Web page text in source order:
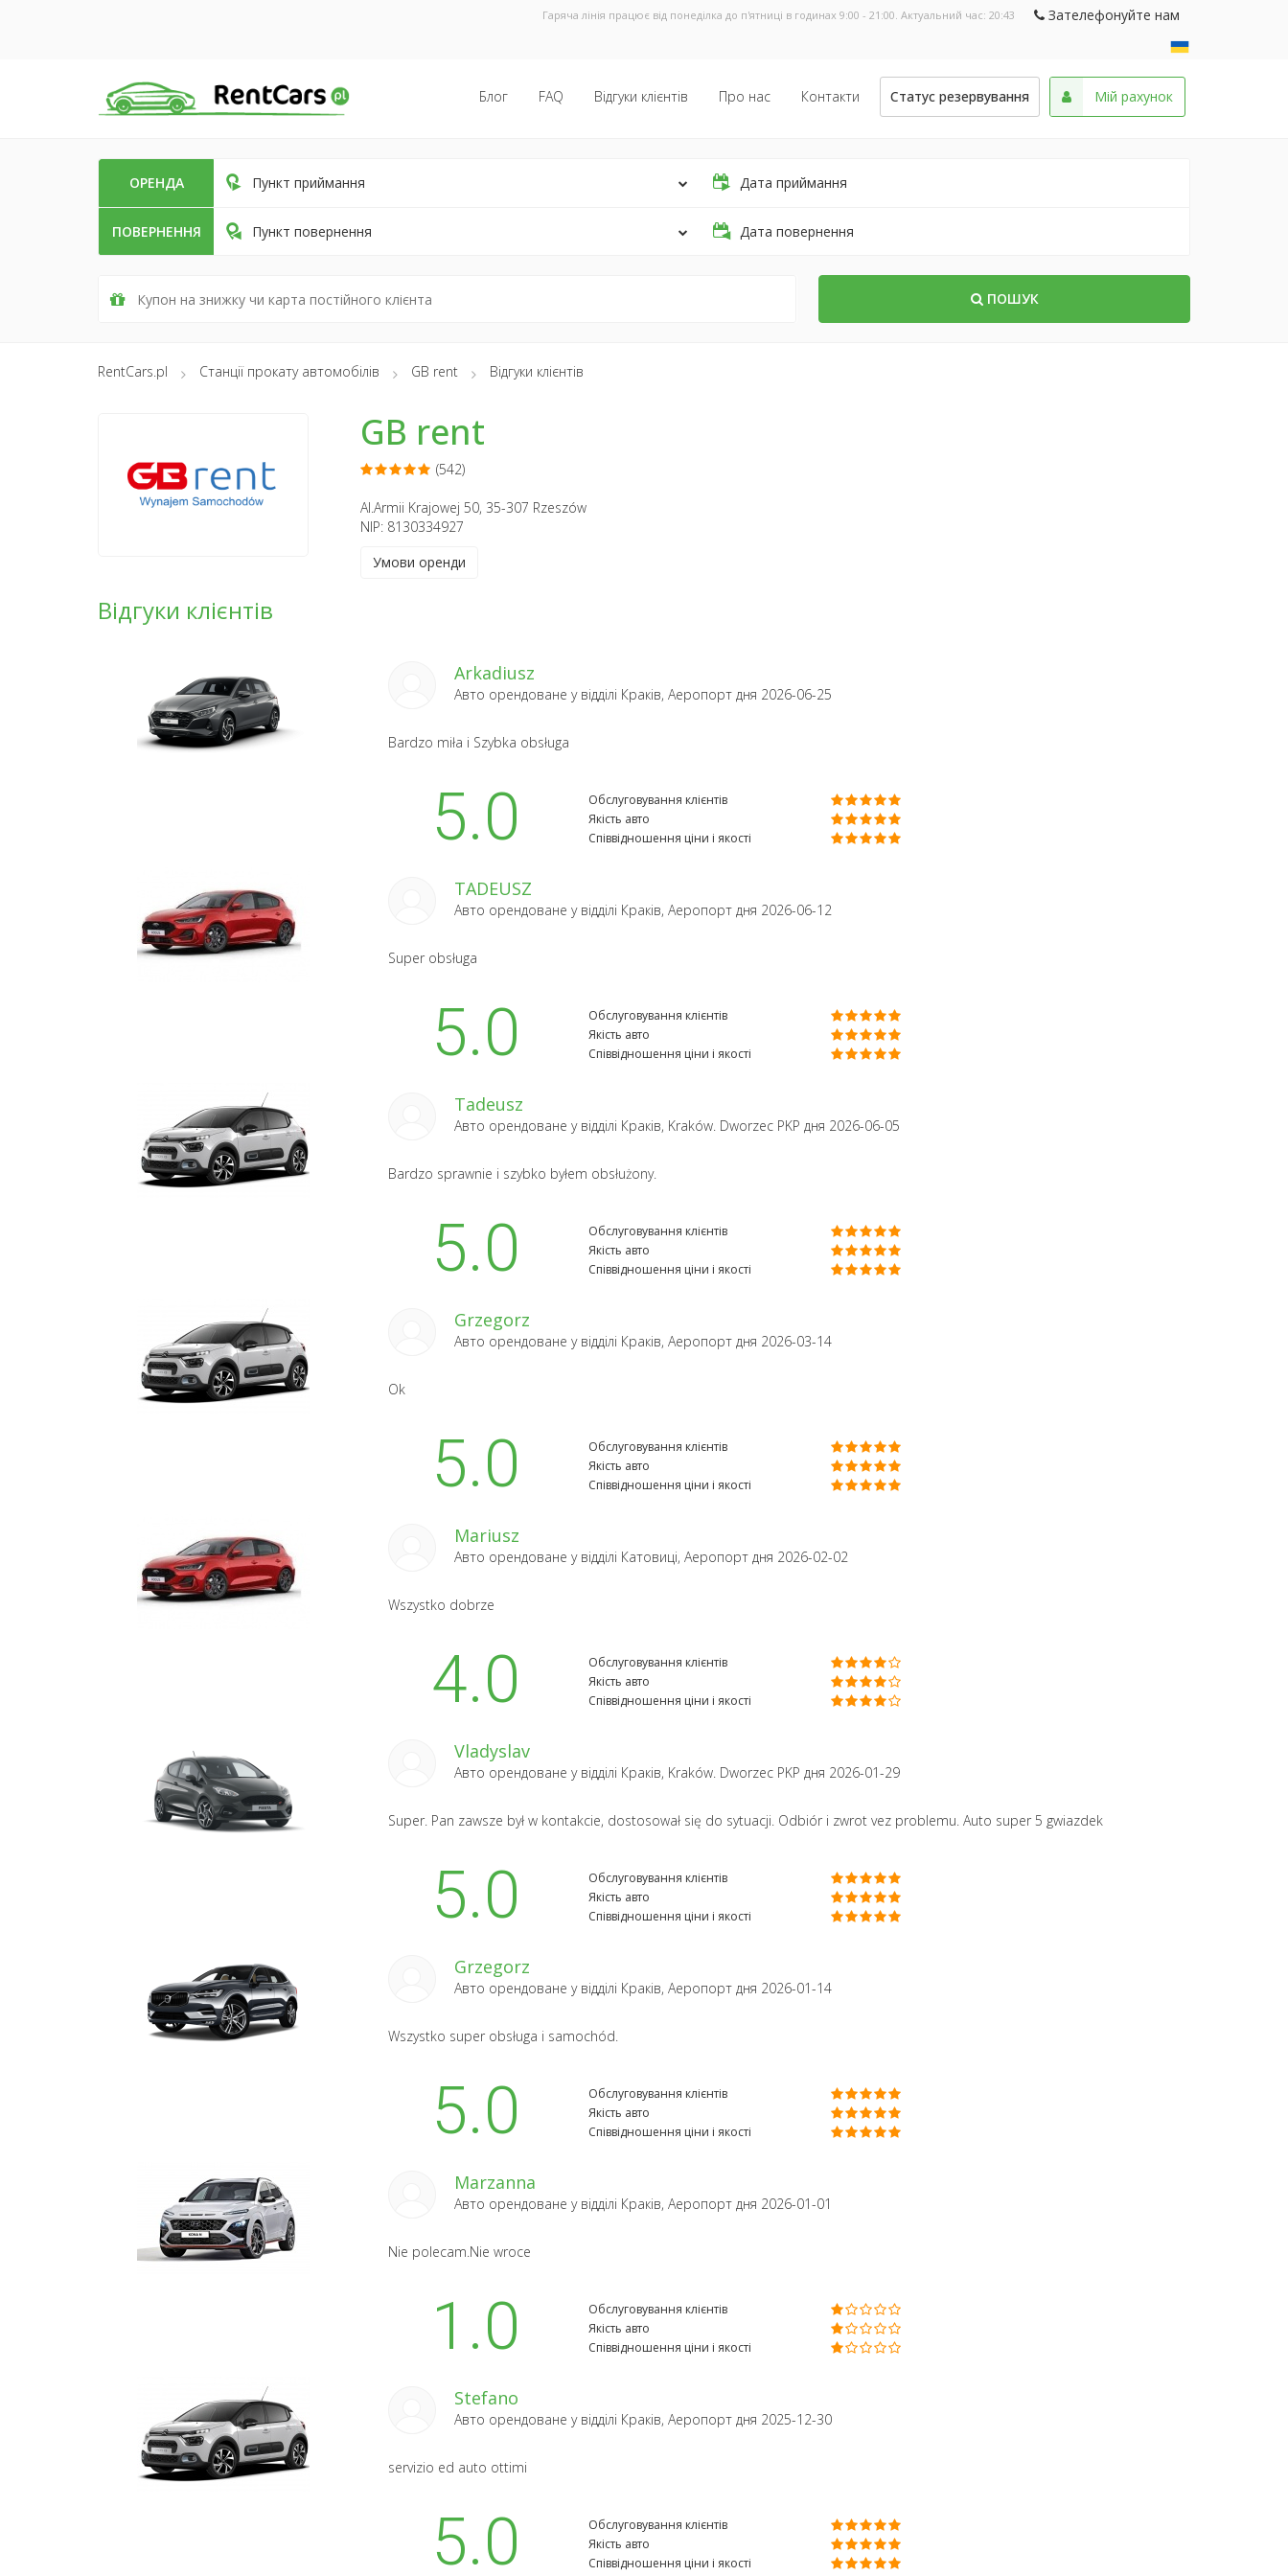
Гаряча лінія працює від понеділка до п'ятниці в годинах 9:00 - 21:00. Актуальний час: 20:43 Зателефонуйте нам
Блог FAQ Відгуки клієнтів Про нас Контакти Статус резервування Мій рахунок
ОРЕНДА Пункт приймання Дата приймання
ПОВЕРНЕННЯ Пункт повернення Дата повернення
ПОШУК
RentCars.pl Станції прокату автомобілів GB rent Відгуки клієнтів
GB rent
(542)
Al.Armii Krajowej 50, 35-307 Rzeszów
NIP: 8130334927
Умови оренди
Відгуки клієнтів
Arkadiusz
Авто орендоване у відділі Краків, Аеропорт дня 2026-06-25
Bardzo miła i Szybka obsługa
5.0
Обслуговування клієнтів
Якість авто
Співвідношення ціни і якості
TADEUSZ
Авто орендоване у відділі Краків, Аеропорт дня 2026-06-12
Super obsługa
5.0
Обслуговування клієнтів
Якість авто
Співвідношення ціни і якості
Tadeusz
Авто орендоване у відділі Краків, Kraków. Dworzec PKP дня 2026-06-05
Bardzo sprawnie i szybko byłem obsłużony.
5.0
Обслуговування клієнтів
Якість авто
Співвідношення ціни і якості
Grzegorz
Авто орендоване у відділі Краків, Аеропорт дня 2026-03-14
Ok
5.0
Обслуговування клієнтів
Якість авто
Співвідношення ціни і якості
Mariusz
Авто орендоване у відділі Катовиці, Аеропорт дня 2026-02-02
Wszystko dobrze
4.0
Обслуговування клієнтів
Якість авто
Співвідношення ціни і якості
Vladyslav
Авто орендоване у відділі Краків, Kraków. Dworzec PKP дня 2026-01-29
Super. Pan zawsze był w kontakcie, dostosował się do sytuacji. Odbiór i zwrot vez problemu. Auto super 5 gwiazdek
5.0
Обслуговування клієнтів
Якість авто
Співвідношення ціни і якості
Grzegorz
Авто орендоване у відділі Краків, Аеропорт дня 2026-01-14
Wszystko super obsługa i samochód.
5.0
Обслуговування клієнтів
Якість авто
Співвідношення ціни і якості
Marzanna
Авто орендоване у відділі Краків, Аеропорт дня 2026-01-01
Nie polecam.Nie wroce
1.0
Обслуговування клієнтів
Якість авто
Співвідношення ціни і якості
Stefano
Авто орендоване у відділі Краків, Аеропорт дня 2025-12-30
servizio ed auto ottimi
5.0
Обслуговування клієнтів
Якість авто
Співвідношення ціни і якості